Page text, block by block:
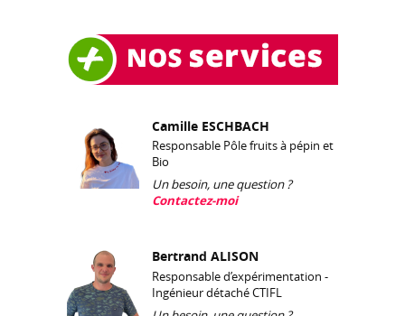
Camille ESCHBACH
Responsable Pôle fruits à pépin et
Bio
Un besoin, une question ?
Contactez-moi
Bertrand ALISON
Responsable d’expérimentation -
Ingénieur détaché CTIFL